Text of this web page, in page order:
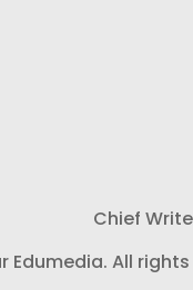
Chief
Edumedia. All